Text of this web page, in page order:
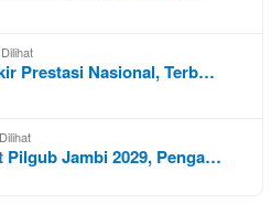
Prestasi Nasional, Terb…
Pilgub Jambi 2029, Penga…